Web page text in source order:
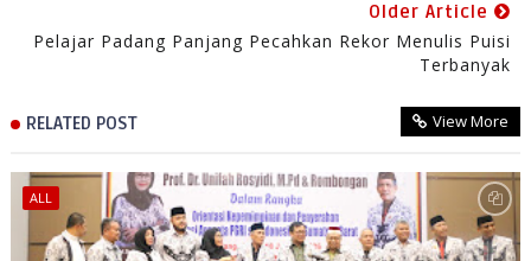
Older Article
Pelajar Padang Panjang Pecahkan Rekor Menulis Puisi
Terbanyak
RELATED POST View More
ALL